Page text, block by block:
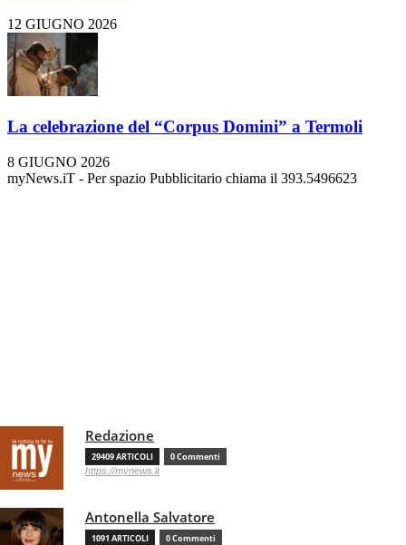
12 GIUGNO 2026
La celebrazione del “Corpus Domini” a Termoli
8 GIUGNO 2026
myNews.iT - Per spazio Pubblicitario chiama il 393.5496623
Redazione
29409 ARTICOLI 0 Commenti
https://mynews.it
Antonella Salvatore
1091 ARTICOLI 0 Commenti